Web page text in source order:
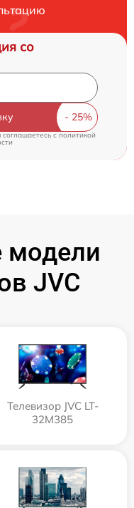
со
c политикой
модели
JVC
Телевизор JVC LT-
32M385